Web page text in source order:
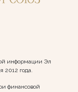
информации Эл
2012 года.
финансовой